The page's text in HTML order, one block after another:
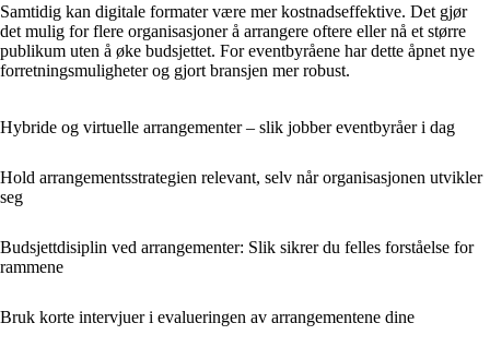
Samtidig kan digitale formater være mer kostnadseffektive. Det gjør
det mulig for flere organisasjoner å arrangere oftere eller nå et større
publikum uten å øke budsjettet. For eventbyråene har dette åpnet nye
forretningsmuligheter og gjort bransjen mer robust.
Hybride og virtuelle arrangementer – slik jobber eventbyråer i dag
Hold arrangementsstrategien relevant, selv når organisasjonen utvikler
seg
Budsjettdisiplin ved arrangementer: Slik sikrer du felles forståelse for
rammene
Bruk korte intervjuer i evalueringen av arrangementene dine